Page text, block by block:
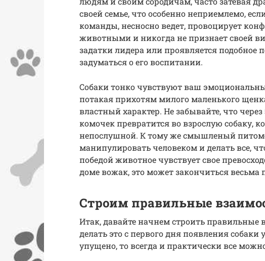
своей семье, что особенно неприемлемо,
команды, несносно ведет, провоцирует
животными и никогда не признает своей
задатки лидера или проявляется подобное
задуматься о его воспитании.
Собаки тонко чувствуют ваш
потакая прихотям милого маленького
властный характер. Не забывайте, что
комочек превратится во взрослую собаку,
непослушной. К тому же смышленый
манипулировать человеком и делать все,
победой животное чувствует свое
доме вожак, это может закончиться весьма
Строим правильные
Итак, давайте начнем строить правильные
делать это с первого дня появления собаки
упущено, то всегда и практически все